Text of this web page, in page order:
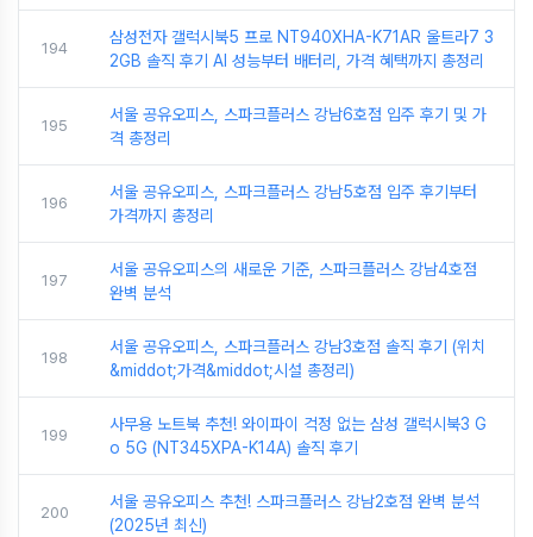
194
삼성전자 갤럭시북5 프로 NT940XHA-K71AR 울트라7 3
2GB 솔직 후기 AI 성능부터 배터리, 가격 혜택까지 총정리
195
서울 공유오피스, 스파크플러스 강남6호점 입주 후기 및 가
격 총정리
196
서울 공유오피스, 스파크플러스 강남5호점 입주 후기부터
가격까지 총정리
197
서울 공유오피스의 새로운 기준, 스파크플러스 강남4호점
완벽 분석
198
서울 공유오피스, 스파크플러스 강남3호점 솔직 후기 (위치
&middot;가격&middot;시설 총정리)
199
사무용 노트북 추천! 와이파이 걱정 없는 삼성 갤럭시북3 G
o 5G (NT345XPA-K14A) 솔직 후기
200
서울 공유오피스 추천! 스파크플러스 강남2호점 완벽 분석
(2025년 최신)